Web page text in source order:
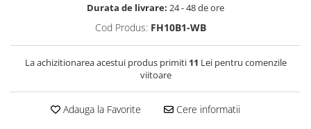
Durata de livrare: 24 - 48 de ore
Cod Produs: FH10B1-WB
La achizitionarea acestui produs primiti 11 Lei pentru comenzile
viitoare
Adauga la Favorite Cere informatii